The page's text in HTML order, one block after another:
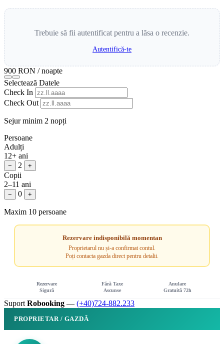
Trebuie să fii autentificat pentru a lăsa o recenzie.
Autentifică-te
900 RON / noapte
Selectează Datele
Check In
Check Out
Sejur minim 2 nopți
Persoane
Adulți
12+ ani
− 2 +
Copii
2–11 ani
− 0 +
Maxim 10 persoane
Rezervare indisponibilă momentan
Proprietarul nu și-a confirmat contul.
Poți contacta gazda direct pentru detalii.
Rezervare
Sigură
Fără Taxe
Ascunse
Anulare
Gratuită 72h
Suport Robooking — (+40)724-882.233
PROPRIETAR / GAZDĂ